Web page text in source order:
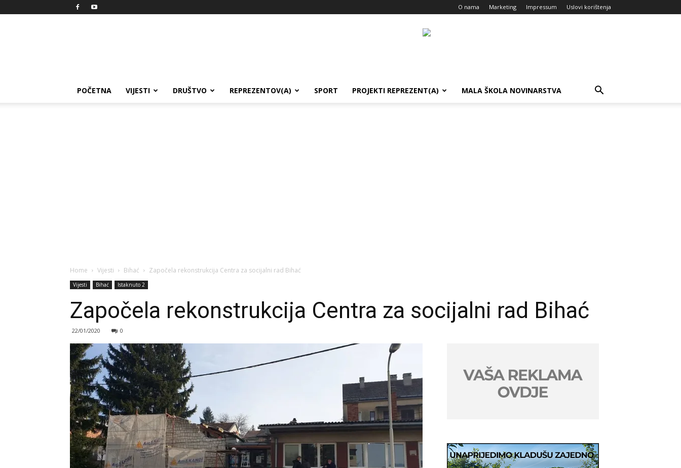
O nama Marketing Impressum Uslovi korištenja
POČETNA VIJESTI DRUŠTVO REPREZENTOV(A) SPORT PROJEKTI REPREZENT(A) MALA ŠKOLA NOVINARSTVA
Home Vijesti Bihać Započela rekonstrukcija Centra za socijalni rad Bihać
Vijesti Bihać Istaknuto 2
Započela rekonstrukcija Centra za socijalni rad Bihać
22/01/2020 0